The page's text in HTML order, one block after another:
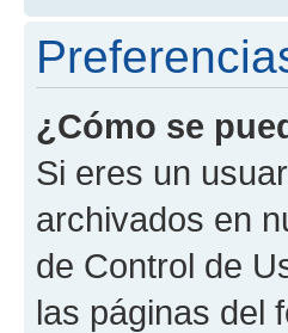
¿Cómo se
Si eres un
archivados en
de Control de
las páginas del